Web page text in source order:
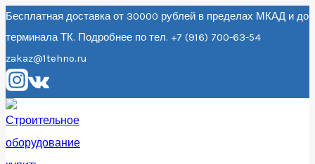
Перейти
к
содержанию
Бесплатная доставка от 30000 рублей в пределах МКАД и до
терминала ТК. Подробнее по тел. +7 (916) 700-63-54
zakaz@1tehno.ru